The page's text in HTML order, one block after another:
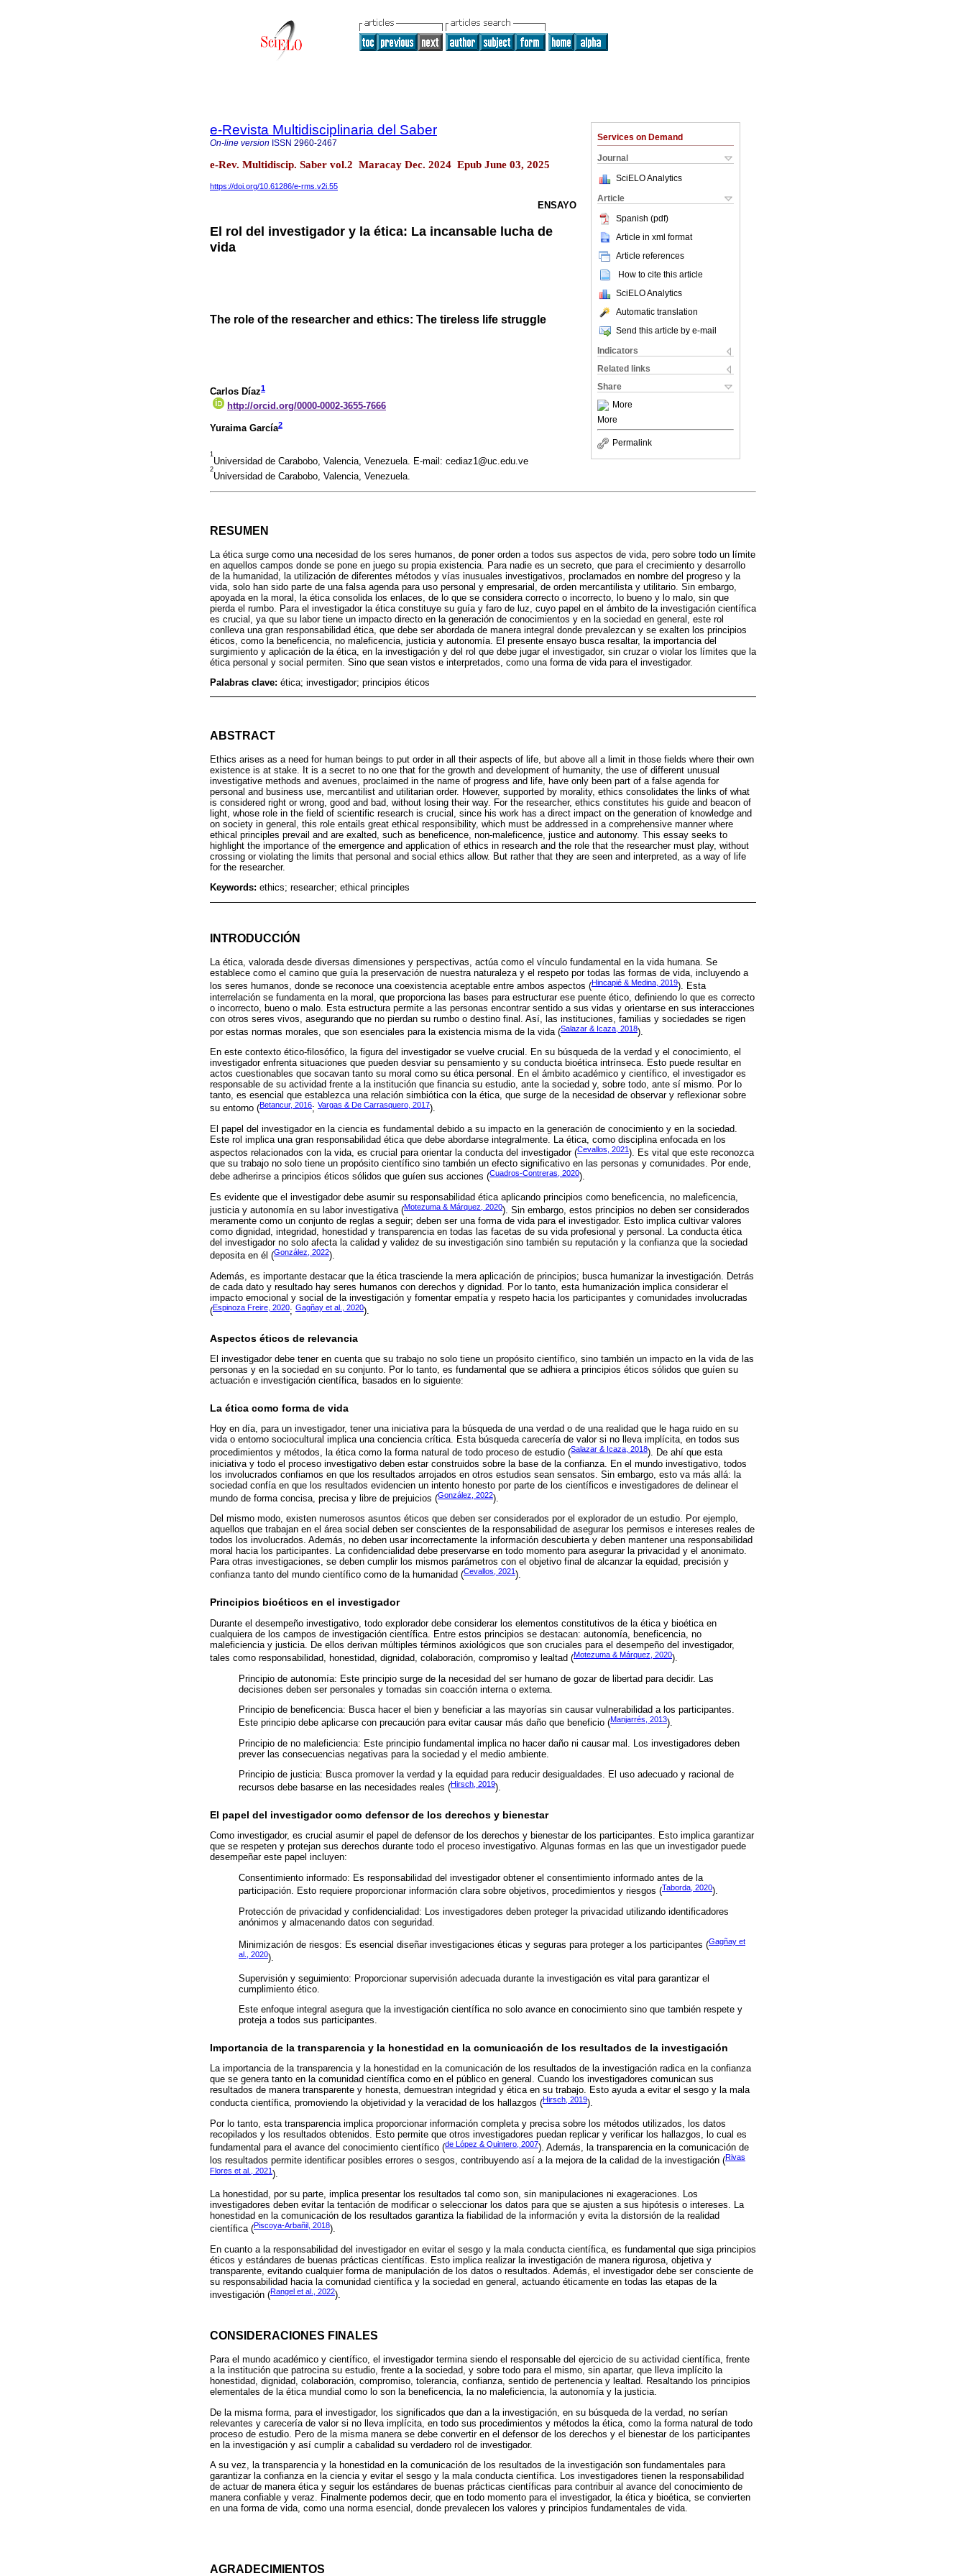
Services on Demand
Journal
SciELO Analytics
Article
Spanish (pdf)
Article in xml format
Article references
How to cite this article
SciELO Analytics
Automatic translation
Send this article by e-mail
Indicators
Related links
Share
More
More
Permalink
e-Revista Multidisciplinaria del Saber
On-line version ISSN 2960-2467
e-Rev. Multidiscip. Saber vol.2 Maracay Dec. 2024 Epub June 03, 2025
https://doi.org/10.61286/e-rms.v2i.55
ENSAYO
El rol del investigador y la ética: La incansable lucha de
vida
The role of the researcher and ethics: The tireless life struggle
Carlos Díaz1
http://orcid.org/0000-0002-3655-7666
Yuraima García2
1
Universidad de Carabobo, Valencia, Venezuela. E-mail: cediaz1@uc.edu.ve
2
Universidad de Carabobo, Valencia, Venezuela.
RESUMEN
La ética surge como una necesidad de los seres humanos, de poner orden a todos sus aspectos de vida, pero sobre todo un límite
en aquellos campos donde se pone en juego su propia existencia. Para nadie es un secreto, que para el crecimiento y desarrollo
de la humanidad, la utilización de diferentes métodos y vías inusuales investigativos, proclamados en nombre del progreso y la
vida, solo han sido parte de una falsa agenda para uso personal y empresarial, de orden mercantilista y utilitario. Sin embargo,
apoyada en la moral, la ética consolida los enlaces, de lo que se considera correcto o incorrecto, lo bueno y lo malo, sin que
pierda el rumbo. Para el investigador la ética constituye su guía y faro de luz, cuyo papel en el ámbito de la investigación científica
es crucial, ya que su labor tiene un impacto directo en la generación de conocimientos y en la sociedad en general, este rol
conlleva una gran responsabilidad ética, que debe ser abordada de manera integral donde prevalezcan y se exalten los principios
éticos, como la beneficencia, no maleficencia, justicia y autonomía. El presente ensayo busca resaltar, la importancia del
surgimiento y aplicación de la ética, en la investigación y del rol que debe jugar el investigador, sin cruzar o violar los límites que la
ética personal y social permiten. Sino que sean vistos e interpretados, como una forma de vida para el investigador.
Palabras clave: ética; investigador; principios éticos
ABSTRACT
Ethics arises as a need for human beings to put order in all their aspects of life, but above all a limit in those fields where their own
existence is at stake. It is a secret to no one that for the growth and development of humanity, the use of different unusual
investigative methods and avenues, proclaimed in the name of progress and life, have only been part of a false agenda for
personal and business use, mercantilist and utilitarian order. However, supported by morality, ethics consolidates the links of what
is considered right or wrong, good and bad, without losing their way. For the researcher, ethics constitutes his guide and beacon of
light, whose role in the field of scientific research is crucial, since his work has a direct impact on the generation of knowledge and
on society in general, this role entails great ethical responsibility, which must be addressed in a comprehensive manner where
ethical principles prevail and are exalted, such as beneficence, non-maleficence, justice and autonomy. This essay seeks to
highlight the importance of the emergence and application of ethics in research and the role that the researcher must play, without
crossing or violating the limits that personal and social ethics allow. But rather that they are seen and interpreted, as a way of life
for the researcher.
Keywords: ethics; researcher; ethical principles
INTRODUCCIÓN
La ética, valorada desde diversas dimensiones y perspectivas, actúa como el vínculo fundamental en la vida humana. Se
establece como el camino que guía la preservación de nuestra naturaleza y el respeto por todas las formas de vida, incluyendo a
los seres humanos, donde se reconoce una coexistencia aceptable entre ambos aspectos (Hincapié & Medina, 2019). Esta
interrelación se fundamenta en la moral, que proporciona las bases para estructurar ese puente ético, definiendo lo que es correcto
o incorrecto, bueno o malo. Esta estructura permite a las personas encontrar sentido a sus vidas y orientarse en sus interacciones
con otros seres vivos, asegurando que no pierdan su rumbo o destino final. Así, las instituciones, familias y sociedades se rigen
por estas normas morales, que son esenciales para la existencia misma de la vida (Salazar & Icaza, 2018).
En este contexto ético-filosófico, la figura del investigador se vuelve crucial. En su búsqueda de la verdad y el conocimiento, el
investigador enfrenta situaciones que pueden desviar su pensamiento y su conducta bioética intrínseca. Esto puede resultar en
actos cuestionables que socavan tanto su moral como su ética personal. En el ámbito académico y científico, el investigador es
responsable de su actividad frente a la institución que financia su estudio, ante la sociedad y, sobre todo, ante sí mismo. Por lo
tanto, es esencial que establezca una relación simbiótica con la ética, que surge de la necesidad de observar y reflexionar sobre
su entorno (Betancur, 2016; Vargas & De Carrasquero, 2017).
El papel del investigador en la ciencia es fundamental debido a su impacto en la generación de conocimiento y en la sociedad.
Este rol implica una gran responsabilidad ética que debe abordarse integralmente. La ética, como disciplina enfocada en los
aspectos relacionados con la vida, es crucial para orientar la conducta del investigador (Cevallos, 2021). Es vital que este reconozca
que su trabajo no solo tiene un propósito científico sino también un efecto significativo en las personas y comunidades. Por ende,
debe adherirse a principios éticos sólidos que guíen sus acciones (Cuadros-Contreras, 2020).
Es evidente que el investigador debe asumir su responsabilidad ética aplicando principios como beneficencia, no maleficencia,
justicia y autonomía en su labor investigativa (Motezuma & Márquez, 2020). Sin embargo, estos principios no deben ser considerados
meramente como un conjunto de reglas a seguir; deben ser una forma de vida para el investigador. Esto implica cultivar valores
como dignidad, integridad, honestidad y transparencia en todas las facetas de su vida profesional y personal. La conducta ética
del investigador no solo afecta la calidad y validez de su investigación sino también su reputación y la confianza que la sociedad
deposita en él (González, 2022).
Además, es importante destacar que la ética trasciende la mera aplicación de principios; busca humanizar la investigación. Detrás
de cada dato y resultado hay seres humanos con derechos y dignidad. Por lo tanto, esta humanización implica considerar el
impacto emocional y social de la investigación y fomentar empatía y respeto hacia los participantes y comunidades involucradas
(Espinoza Freire, 2020; Gagñay et al., 2020).
Aspectos éticos de relevancia
El investigador debe tener en cuenta que su trabajo no solo tiene un propósito científico, sino también un impacto en la vida de las
personas y en la sociedad en su conjunto. Por lo tanto, es fundamental que se adhiera a principios éticos sólidos que guíen su
actuación e investigación científica, basados en lo siguiente:
La ética como forma de vida
Hoy en día, para un investigador, tener una iniciativa para la búsqueda de una verdad o de una realidad que le haga ruido en su
vida o entorno sociocultural implica una conciencia crítica. Esta búsqueda carecería de valor si no lleva implícita, en todos sus
procedimientos y métodos, la ética como la forma natural de todo proceso de estudio (Salazar & Icaza, 2018). De ahí que esta
iniciativa y todo el proceso investigativo deben estar construidos sobre la base de la confianza. En el mundo investigativo, todos
los involucrados confiamos en que los resultados arrojados en otros estudios sean sensatos. Sin embargo, esto va más allá: la
sociedad confía en que los resultados evidencien un intento honesto por parte de los científicos e investigadores de delinear el
mundo de forma concisa, precisa y libre de prejuicios (González, 2022).
Del mismo modo, existen numerosos asuntos éticos que deben ser considerados por el explorador de un estudio. Por ejemplo,
aquellos que trabajan en el área social deben ser conscientes de la responsabilidad de asegurar los permisos e intereses reales de
todos los involucrados. Además, no deben usar incorrectamente la información descubierta y deben mantener una responsabilidad
moral hacia los participantes. La confidencialidad debe preservarse en todo momento para asegurar la privacidad y el anonimato.
Para otras investigaciones, se deben cumplir los mismos parámetros con el objetivo final de alcanzar la equidad, precisión y
confianza tanto del mundo científico como de la humanidad (Cevallos, 2021 ).
Principios bioéticos en el investigador
Durante el desempeño investigativo, todo explorador debe considerar los elementos constitutivos de la ética y bioética en
cualquiera de los campos de investigación científica. Entre estos principios se destacan: autonomía, beneficencia, no
maleficiencia y justicia. De ellos derivan múltiples términos axiológicos que son cruciales para el desempeño del investigador,
tales como responsabilidad, honestidad, dignidad, colaboración, compromiso y lealtad (Motezuma & Márquez, 2020).
Principio de autonomía: Este principio surge de la necesidad del ser humano de gozar de libertad para decidir. Las
decisiones deben ser personales y tomadas sin coacción interna o externa.
Principio de beneficencia: Busca hacer el bien y beneficiar a las mayorías sin causar vulnerabilidad a los participantes.
Este principio debe aplicarse con precaución para evitar causar más daño que beneficio (Manjarrés, 2013).
Principio de no maleficiencia: Este principio fundamental implica no hacer daño ni causar mal. Los investigadores deben
prever las consecuencias negativas para la sociedad y el medio ambiente.
Principio de justicia: Busca promover la verdad y la equidad para reducir desigualdades. El uso adecuado y racional de
recursos debe basarse en las necesidades reales (Hirsch, 2019).
El papel del investigador como defensor de los derechos y bienestar
Como investigador, es crucial asumir el papel de defensor de los derechos y bienestar de los participantes. Esto implica garantizar
que se respeten y protejan sus derechos durante todo el proceso investigativo. Algunas formas en las que un investigador puede
desempeñar este papel incluyen:
Consentimiento informado: Es responsabilidad del investigador obtener el consentimiento informado antes de la
participación. Esto requiere proporcionar información clara sobre objetivos, procedimientos y riesgos (Taborda, 2020).
Protección de privacidad y confidencialidad: Los investigadores deben proteger la privacidad utilizando identificadores
anónimos y almacenando datos con seguridad.
Minimización de riesgos: Es esencial diseñar investigaciones éticas y seguras para proteger a los participantes (Gagñay et
al., 2020).
Supervisión y seguimiento: Proporcionar supervisión adecuada durante la investigación es vital para garantizar el
cumplimiento ético.
Este enfoque integral asegura que la investigación científica no solo avance en conocimiento sino que también respete y
proteja a todos sus participantes.
Importancia de la transparencia y la honestidad en la comunicación de los resultados de la investigación
La importancia de la transparencia y la honestidad en la comunicación de los resultados de la investigación radica en la confianza
que se genera tanto en la comunidad científica como en el público en general. Cuando los investigadores comunican sus
resultados de manera transparente y honesta, demuestran integridad y ética en su trabajo. Esto ayuda a evitar el sesgo y la mala
conducta científica, promoviendo la objetividad y la veracidad de los hallazgos (Hirsch, 2019).
Por lo tanto, esta transparencia implica proporcionar información completa y precisa sobre los métodos utilizados, los datos
recopilados y los resultados obtenidos. Esto permite que otros investigadores puedan replicar y verificar los hallazgos, lo cual es
fundamental para el avance del conocimiento científico (de López & Quintero, 2007). Además, la transparencia en la comunicación de
los resultados permite identificar posibles errores o sesgos, contribuyendo así a la mejora de la calidad de la investigación (Rivas
Flores et al., 2021).
La honestidad, por su parte, implica presentar los resultados tal como son, sin manipulaciones ni exageraciones. Los
investigadores deben evitar la tentación de modificar o seleccionar los datos para que se ajusten a sus hipótesis o intereses. La
honestidad en la comunicación de los resultados garantiza la fiabilidad de la información y evita la distorsión de la realidad
científica (Piscoya-Arbañil, 2018).
En cuanto a la responsabilidad del investigador en evitar el sesgo y la mala conducta científica, es fundamental que siga principios
éticos y estándares de buenas prácticas científicas. Esto implica realizar la investigación de manera rigurosa, objetiva y
transparente, evitando cualquier forma de manipulación de los datos o resultados. Además, el investigador debe ser consciente de
su responsabilidad hacia la comunidad científica y la sociedad en general, actuando éticamente en todas las etapas de la
investigación (Rangel et al., 2022).
CONSIDERACIONES FINALES
Para el mundo académico y científico, el investigador termina siendo el responsable del ejercicio de su actividad científica, frente
a la institución que patrocina su estudio, frente a la sociedad, y sobre todo para el mismo, sin apartar, que lleva implícito la
honestidad, dignidad, colaboración, compromiso, tolerancia, confianza, sentido de pertenencia y lealtad. Resaltando los principios
elementales de la ética mundial como lo son la beneficencia, la no maleficiencia, la autonomía y la justicia.
De la misma forma, para el investigador, los significados que dan a la investigación, en su búsqueda de la verdad, no serían
relevantes y carecería de valor si no lleva implícita, en todo sus procedimientos y métodos la ética, como la forma natural de todo
proceso de estudio. Pero de la misma manera se debe convertir en el defensor de los derechos y el bienestar de los participantes
en la investigación y así cumplir a cabalidad su verdadero rol de investigador.
A su vez, la transparencia y la honestidad en la comunicación de los resultados de la investigación son fundamentales para
garantizar la confianza en la ciencia y evitar el sesgo y la mala conducta científica. Los investigadores tienen la responsabilidad
de actuar de manera ética y seguir los estándares de buenas prácticas científicas para contribuir al avance del conocimiento de
manera confiable y veraz. Finalmente podemos decir, que en todo momento para el investigador, la ética y bioética, se convierten
en una forma de vida, como una norma esencial, donde prevalecen los valores y principios fundamentales de vida.
AGRADECIMIENTOS